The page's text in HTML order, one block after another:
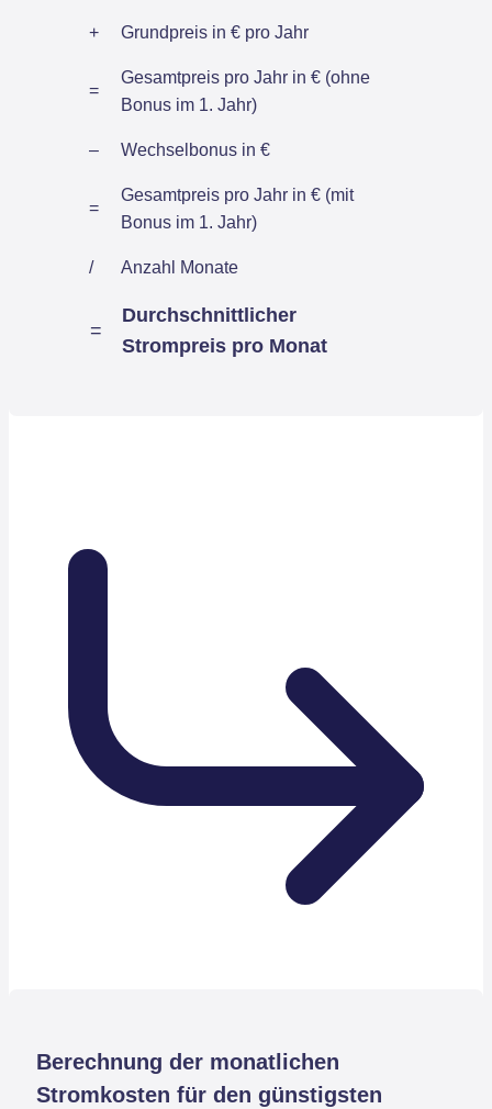
+ Grundpreis in € pro Jahr
=
Gesamtpreis pro Jahr in € (ohne
Bonus im 1. Jahr)
– Wechselbonus in €
=
Gesamtpreis pro Jahr in € (mit
Bonus im 1. Jahr)
/ Anzahl Monate
=
Durchschnittlicher
Strompreis pro Monat
Berechnung der monatlichen
Stromkosten für den günstigsten